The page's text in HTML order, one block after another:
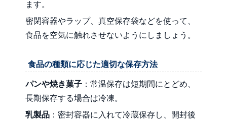
ます。
密閉容器やラップ、真空保存袋などを使って、
食品を空気に触れさせないようにしましょう。
食品の種類に応じた適切な保存方法
パンや焼き菓子 ：常温保存は短期間にとどめ、
長期保存する場合は冷凍。
乳製品 ：密封容器に入れて冷蔵保存し、開封後